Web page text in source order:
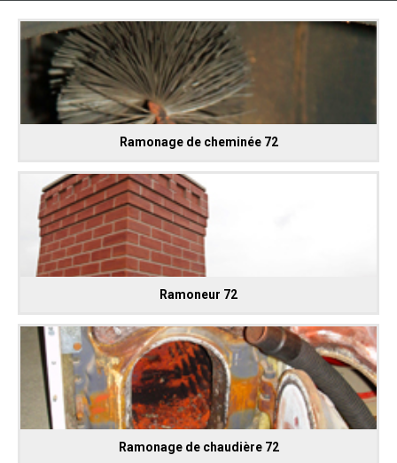
Ramonage de cheminée 72
Ramoneur 72
Ramonage de chaudière 72